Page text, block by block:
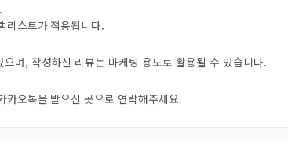
리스트가 적용됩니다.
며, 작성하신 리뷰는 마케팅 용도로 활용될 수 있습니다.
오톡을 받으신 곳으로 연락해주세요.